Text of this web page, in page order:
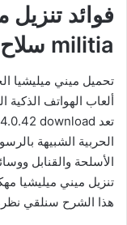
militia سلاح وطيران وقنابل
ألعاب الهواتف الذكية
الحربية الشبيهة
الأسلحة والقنابل
هذا الشرح سنلقي